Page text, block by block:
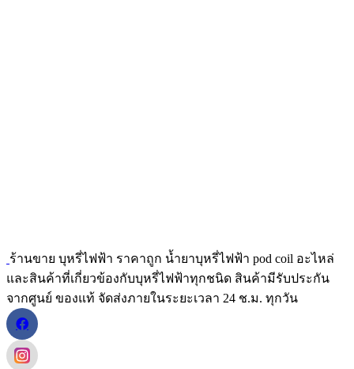
ร้านขาย บุหรี่ไฟฟ้า ราคาถูก น้ำยาบุหรี่ไฟฟ้า pod coil อะไหล่
และสินค้าที่เกี่ยวข้องกับบุหรี่ไฟฟ้าทุกชนิด สินค้ามีรับประกัน
จากศูนย์ ของแท้ จัดส่งภายในระยะเวลา 24 ช.ม. ทุกวัน